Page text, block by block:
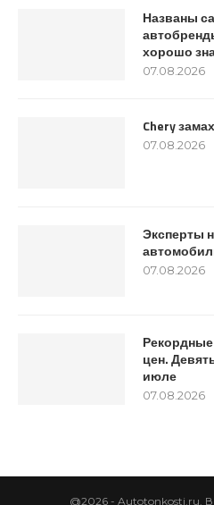
Названы
хорошо
07.08.2026
Chery
07.08.2026
Эксперты
07.08.2026
цен.
июле
07.08.2026
@2026 - Autotonkosti.ru.